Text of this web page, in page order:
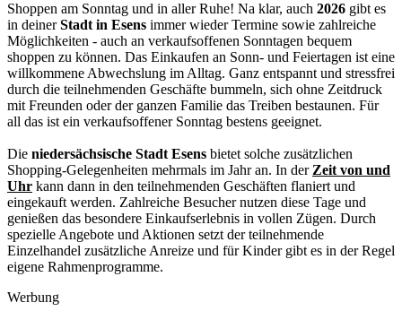
Shoppen am Sonntag und in aller Ruhe! Na klar, auch 2026 gibt es
in deinerStadt in Esens immer wieder Termine sowie zahlreiche
Möglichkeiten - auch an verkaufsoffenen Sonntagen bequem
shoppen zu können. Das Einkaufen an Sonn- und Feiertagen ist eine
willkommene Abwechslung im Alltag. Ganz entspannt und stressfrei
durch die teilnehmenden Geschäfte bummeln, sich ohne Zeitdruck
mit Freunden oder der ganzen Familie das Treiben bestaunen. Für
all das ist ein verkaufsoffener Sonntag bestens geeignet.
Die niedersächsische Stadt Esens bietet solche zusätzlichen
Shopping-Gelegenheiten mehrmals im Jahr an. In der Zeit von und
Uhr kann dann in den teilnehmenden Geschäften flaniert und
eingekauft werden. Zahlreiche Besucher nutzen diese Tage und
genießen das besondere Einkaufserlebnis in vollen Zügen. Durch
spezielle Angebote und Aktionen setzt der teilnehmende
Einzelhandel zusätzliche Anreize und für Kinder gibt es in der Regel
eigene Rahmenprogramme.
Werbung